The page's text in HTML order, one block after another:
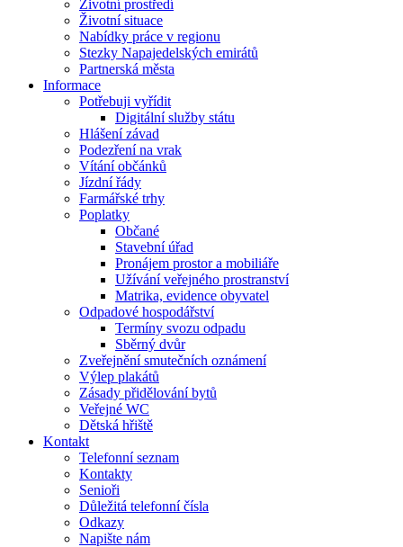
Životní prostředí
Životní situace
Nabídky práce v regionu
Stezky Napajedelských emirátů
Partnerská města
Informace
Potřebuji vyřídit
Digitální služby státu
Hlášení závad
Podezření na vrak
Vítání občánků
Jízdní řády
Farmářské trhy
Poplatky
Občané
Stavební úřad
Pronájem prostor a mobiliáře
Užívání veřejného prostranství
Matrika, evidence obyvatel
Odpadové hospodářství
Termíny svozu odpadu
Sběrný dvůr
Zveřejnění smutečních oznámení
Výlep plakátů
Zásady přidělování bytů
Veřejné WC
Dětská hřiště
Kontakt
Telefonní seznam
Kontakty
Senioři
Důležitá telefonní čísla
Odkazy
Napište nám